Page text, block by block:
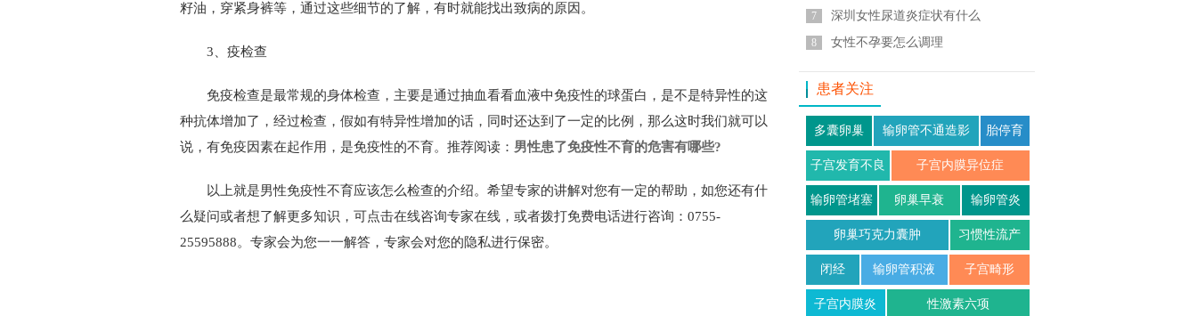
籽油，穿紧身裤等，通过这些细节的了解，有时就能找出致病的原因。
3、疫检查
免疫检查是最常规的身体检查，主要是通过抽血看看血液中免疫性的球蛋白，是不是特异性的这
种抗体增加了，经过检查，假如有特异性增加的话，同时还达到了一定的比例，那么这时我们就可以
说，有免疫因素在起作用，是免疫性的不育。推荐阅读： 男性患了免疫性不育的危害有哪些?
以上就是男性免疫性不育应该怎么检查的介绍。希望专家的讲解对您有一定的帮助，如您还有什
么疑问或者想了解更多知识，可点击在线咨询专家在线，或者拨打免费电话进行咨询：0755-
25595888。专家会为您一一解答，专家会对您的隐私进行保密。
7 深圳女性尿道炎症状有什么
8 女性不孕要怎么调理
患者关注
多囊卵巢 输卵管不通造影 胎停育
子宫发育不良 子宫内膜异位症
输卵管堵塞 卵巢早衰 输卵管炎
卵巢巧克力囊肿 习惯性流产
闭经 输卵管积液 子宫畸形
子宫内膜炎 性激素六项